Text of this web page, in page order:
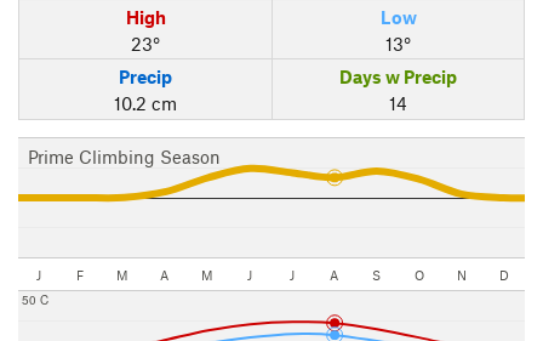
High
23°
Low
13°
Precip
10.2 cm
Days w Precip
14
Prime Climbing Season
J F M A M J J A S O N D
50 C